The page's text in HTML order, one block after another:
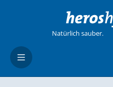
Zum Hauptinhalt springen
Natürlich sauber.